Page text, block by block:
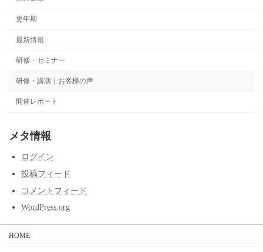
更年期
最新情報
研修・セミナー
研修・講演｜お客様の声
開催レポート
メタ情報
ログイン
投稿フィード
コメントフィード
WordPress.org
HOME